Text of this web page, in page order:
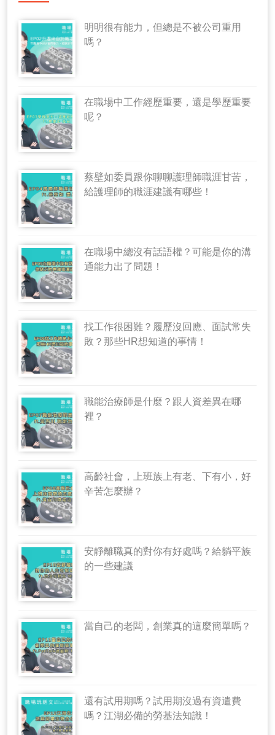
明明很有能力，但總是不被公司重用
嗎？
在職場中工作經歷重要，還是學歷重要
呢？
蔡壁如委員跟你聊聊護理師職涯甘苦，
給護理師的職涯建議有哪些！
在職場中總沒有話語權？可能是你的溝
通能力出了問題！
找工作很困難？履歷沒回應、面試常失
敗？那些HR想知道的事情！
職能治療師是什麼？跟人資差異在哪
裡？
高齡社會，上班族上有老、下有小，好
辛苦怎麼辦？
安靜離職真的對你有好處嗎？給躺平族
的一些建議
當自己的老闆，創業真的這麼簡單嗎？
還有試用期嗎？試用期沒過有資遣費
嗎？江湖必備的勞基法知識！